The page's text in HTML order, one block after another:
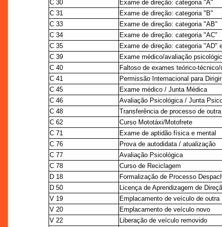
C 30
Exame de direção: categoria "A"
C 31
Exame de direção: categoria "B"
C 33
Exame de direção: categoria "AB"
C 34
Exame de direção: categoria "AC"
C 35
Exame de direção: categoria "AD"
C 39
Exame médico/avaliação
C 40
Faltoso de exames teórico-
C 41
Permissão Internacional para
C 45
Exame médico / Junta Médica
C 46
Avaliação Psicológica / Junta
C 48
Transferência de processo de
C 62
Curso Mototáxi/Motofrete
C 71
Exame de aptidão física e mental
C 76
Prova de autodidata / atualização
C 77
Avaliação Psicológica
C 78
Curso de Reciclagem
D 18
Formalização de Processo
D 50
Licença de Aprendizagem de
V 19
Emplacamento de veículo de outra
V 20
Emplacamento de veículo novo
V 22
Liberação de veículo removido